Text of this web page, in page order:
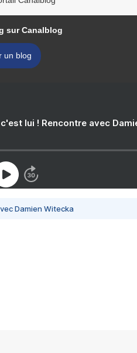
sur Canalblog
un blog
lui ! Rencontre avec
Damien Witecka